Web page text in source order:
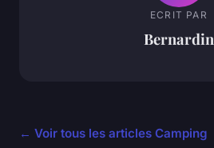
ECRIT PAR
Bernardin
← Voir tous les articles Camping